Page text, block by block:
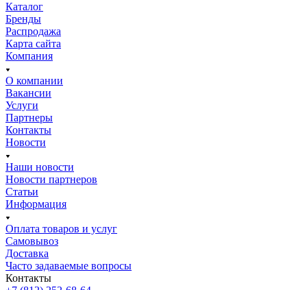
Каталог
Бренды
Распродажа
Карта сайта
Компания
О компании
Вакансии
Услуги
Партнеры
Контакты
Новости
Наши новости
Новости партнеров
Статьи
Информация
Оплата товаров и услуг
Самовывоз
Доставка
Часто задаваемые вопросы
Контакты